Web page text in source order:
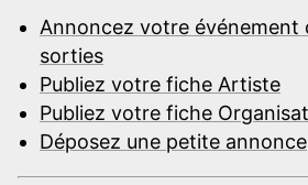
Annoncez votre événement
sorties
Publiez votre fiche Artiste
Publiez votre fiche
Déposez une petite annonce